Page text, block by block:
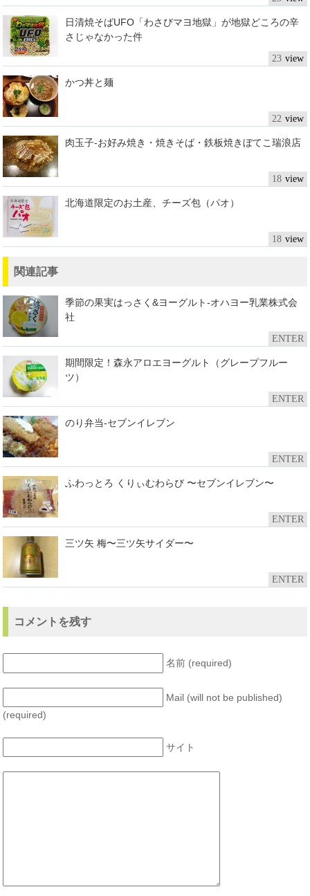
日清焼そばUFO「わさびマヨ地獄」が地獄どころの辛
さじゃなかった件
23
かつ丼と麺
22
肉玉子-お好み焼き・焼きそば・鉄板焼きぼてこ瑞浪店
18
北海道限定のお土産、チーズ包（パオ）
18
関連記事
季節の果実はっさく&ヨーグルト-オハヨー乳業株式会
社
ENTER
期間限定！森永アロエヨーグルト（グレープフルー
ツ）
ENTER
のり弁当-セブンイレブン
ENTER
ふわっとろ くりぃむわらび 〜セブンイレブン〜
ENTER
三ツ矢 梅〜三ツ矢サイダー〜
ENTER
コメントを残す
名前 (required)
Mail (will not be published)
(required)
サイト